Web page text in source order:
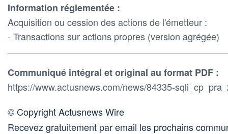
Information réglementée :
Acquisition ou cession des actions de l'émetteur :
- Transactions sur actions propres (version agrégée)
Communiqué intégral et original au format PDF :
https://www.actusnews.com/news/84335-
© Copyright Actusnews Wire
Recevez gratuitement par email les prochains